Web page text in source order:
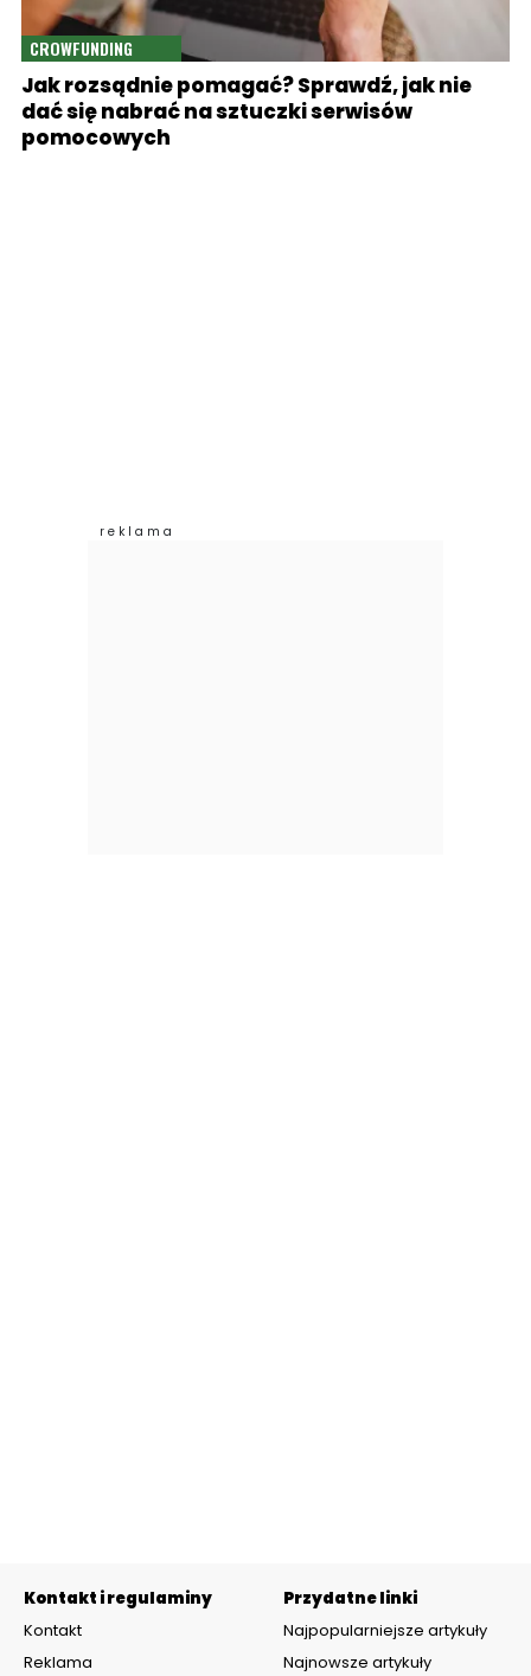
CROWFUNDING
Jak rozsądnie pomagać? Sprawdź, jak nie
dać się nabrać na sztuczki serwisów
pomocowych
Kontakt i regulaminy
Kontakt
Reklama
Przydatne linki
Najpopularniejsze artykuły
Najnowsze artykuły